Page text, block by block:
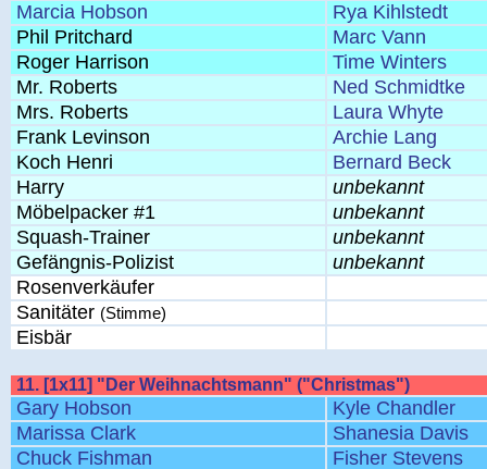
Marcia Hobson
Rya Kihlstedt
Phil Pritchard
Marc Vann
Roger Harrison
Time Winters
Mr. Roberts
Ned Schmidtke
Mrs. Roberts
Laura Whyte
Frank Levinson
Archie Lang
Koch Henri
Bernard Beck
Harry
unbekannt
Möbelpacker #1
unbekannt
Squash-Trainer
unbekannt
Gefängnis-Polizist
unbekannt
Rosenverkäufer
Sanitäter (Stimme)
Eisbär
11. [1x11] "Der Weihnachtsmann" ("Christmas")
Gary Hobson
Kyle Chandler
Marissa Clark
Shanesia Davis
Chuck Fishman
Fisher Stevens